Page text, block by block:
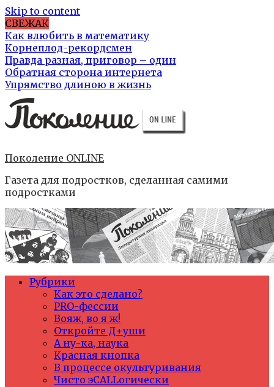
Skip to content
СВЕЖАК
Как влюбить в математику
Корнеплод-рекордсмен
Правда разная, приговор – один
Обратная сторона интернета
Упрямство длиною в жизнь
Поколение ONLINE
Газета для подростков, сделанная самими
подростками
Рубрики
Как это сделано?
PRO-фессии
Вояж, во я ж!
Откройте Д+уши
А ну-ка, наука
Красная кнопка
В процессе окультуривания
Чисто эCALLогически